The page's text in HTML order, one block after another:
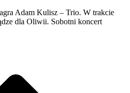
Adam Kulisz – Trio. W trakcie
dla Oliwii. Sobotni koncert